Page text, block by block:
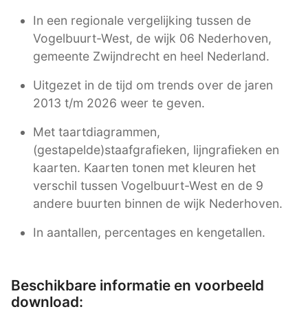
In een regionale vergelijking tussen de
Vogelbuurt-West, de wijk 06 Nederhoven,
gemeente Zwijndrecht en heel Nederland.
Uitgezet in de tijd om trends over de jaren
2013 t/m 2026 weer te geven.
Met taartdiagrammen,
(gestapelde)staafgrafieken, lijngrafieken en
kaarten. Kaarten tonen met kleuren het
verschil tussen Vogelbuurt-West en de 9
andere buurten binnen de wijk Nederhoven.
In aantallen, percentages en kengetallen.
Beschikbare informatie en voorbeeld
download: